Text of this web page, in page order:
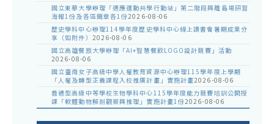
國立東華大學辦理「適應運動共學行動站」第二階段與離島場研習
海報1份及各區簡章各1份2026-08-06
歷史學科中心辦理114學年度歷史學科中心線上讀書會暑期成果分
享（如附件） 2026-08-06
國立高雄餐旅大學辦理「AI+智慧餐飲LOGO設計競賽」活動
2026-08-06
國立臺南女子高級中學人權教育資源中心辦理115學年度上學期
「人權及轉型正義課程入校推廣計畫」實施計畫2026-08-06
普通型高級中等學校生物學科中心115學年度能力競賽培訓公開授
課「軟體動物解剖觀察與推理」實施計畫1份2026-08-06